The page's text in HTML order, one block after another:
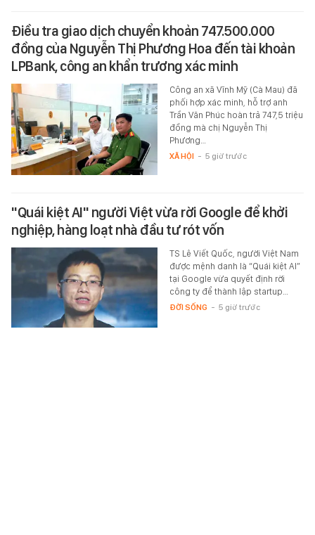
Điều tra giao dịch chuyển khoản 747.500.000
đồng của Nguyễn Thị Phương Hoa đến tài khoản
LPBank, công an khẩn trương xác minh
Công an xã Vĩnh Mỹ (Cà Mau) đã
phối hợp xác minh, hỗ trợ anh
Trần Văn Phúc hoàn trả 747,5 triệu
đồng mà chị Nguyễn Thị
Phương…
XÃ HỘI - 5 giờ trước
"Quái kiệt AI" người Việt vừa rời Google để khởi
nghiệp, hàng loạt nhà đầu tư rót vốn
TS Lê Viết Quốc, người Việt Nam
được mệnh danh là “Quái kiệt AI”
tại Google vừa quyết định rời
công ty để thành lập startup…
ĐỜI SỐNG - 5 giờ trước